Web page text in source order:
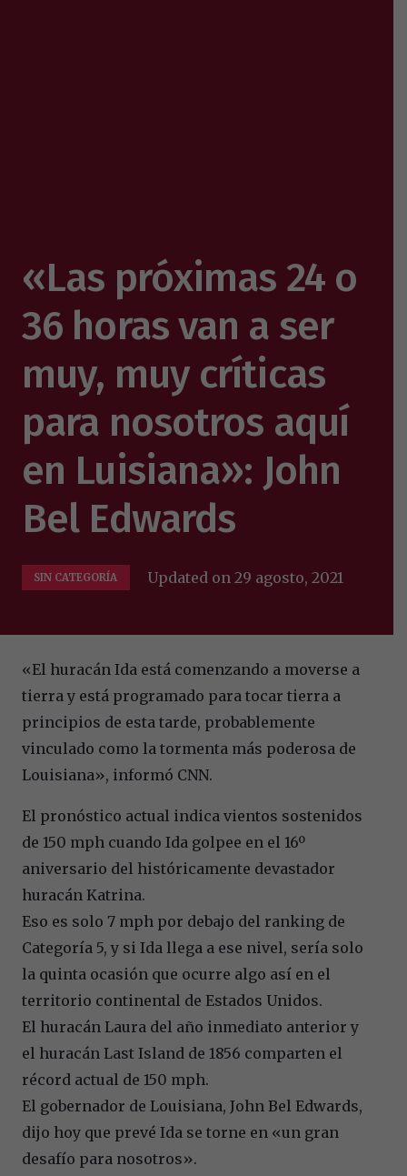
«Las próximas 24 o
36 horas van a ser
muy, muy críticas
para nosotros aquí
en Luisiana»: John
Bel Edwards
SIN CATEGORÍA Updated on29 agosto, 2021
«El huracán Ida está comenzando a moverse a
tierra y está programado para tocar tierra a
principios de esta tarde, probablemente
vinculado como la tormenta más poderosa de
Louisiana», informó CNN.
El pronóstico actual indica vientos sostenidos
de 150 mph cuando Ida golpee en el 16º
aniversario del históricamente devastador
huracán Katrina.
Eso es solo 7 mph por debajo del ranking de
Categoría 5, y si Ida llega a ese nivel, sería solo
la quinta ocasión que ocurre algo así en el
territorio continental de Estados Unidos.
El huracán Laura del año inmediato anterior y
el huracán Last Island de 1856 comparten el
récord actual de 150 mph.
El gobernador de Louisiana, John Bel Edwards,
dijo hoy que prevé Ida se torne en «un gran
desafío para nosotros».